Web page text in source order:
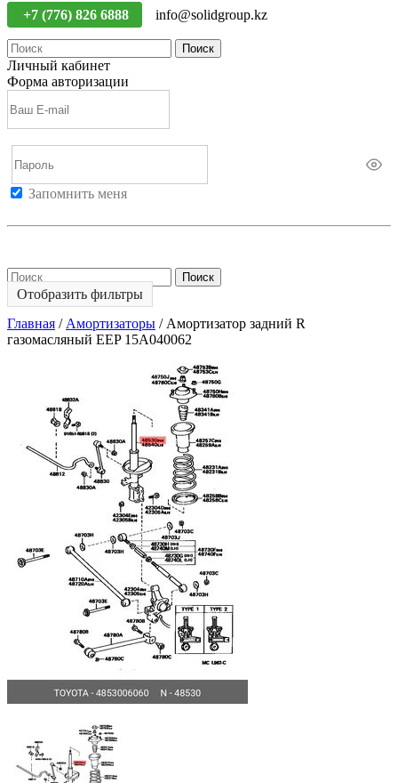
+7 (776) 826 6888 info@solidgroup.kz
Поиск
Личный кабинет
Форма авторизации
Запомнить меня
Поиск
Отобразить фильтры
Главная / Амортизаторы / Амортизатор задний R
газомасляный EEP 15A040062